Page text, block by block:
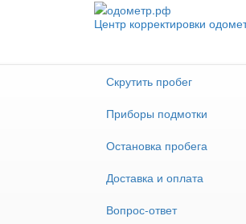
Центр корректировки
Скрутить пробег
Приборы подмотки
Остановка пробега
Доставка и оплата
Вопрос-ответ